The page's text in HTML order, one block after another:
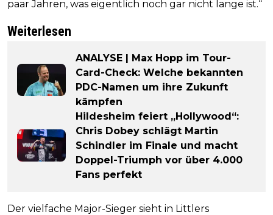
paar Jahren, was eigentlich noch gar nicht lange ist.“
Weiterlesen
ANALYSE | Max Hopp im Tour-
Card-Check: Welche bekannten
PDC-Namen um ihre Zukunft
kämpfen
Hildesheim feiert „Hollywood“:
Chris Dobey schlägt Martin
Schindler im Finale und macht
Doppel-Triumph vor über 4.000
Fans perfekt
Der vielfache Major-Sieger sieht in Littlers